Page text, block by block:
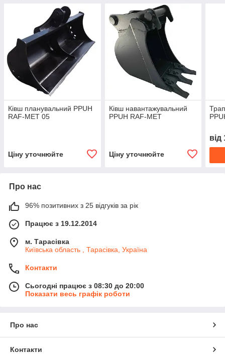
Ківш планувальний PPUH
RAF-MET 05
Ціну уточнюйте
Ківш навантажувальний
PPUH RAF-MET
Ціну уточнюйте
від
Про нас
96% позитивних з 25 відгуків за рік
Працює з 19.12.2014
м. Тарасівка
Київська область , Тарасівка, Україна
Контакти
Сьогодні працює з 08:30 до 20:00
Показати весь графік роботи
Про нас
Контакти